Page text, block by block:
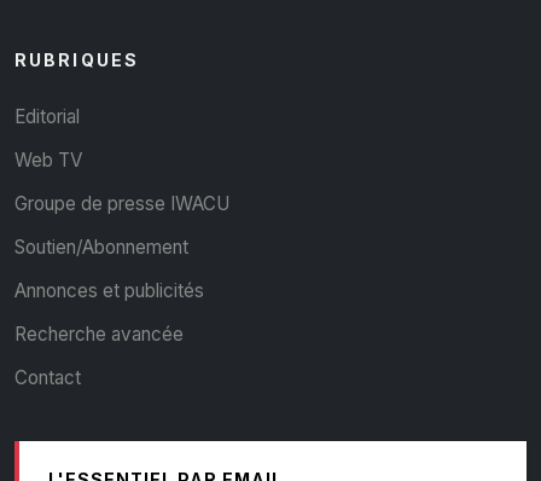
RUBRIQUES
Editorial
Web TV
Groupe de presse IWACU
Soutien/Abonnement
Annonces et publicités
Recherche avancée
Contact